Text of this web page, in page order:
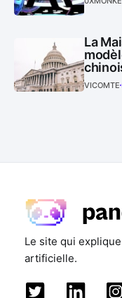
La
VICOMTE
Le site qui
artificielle.